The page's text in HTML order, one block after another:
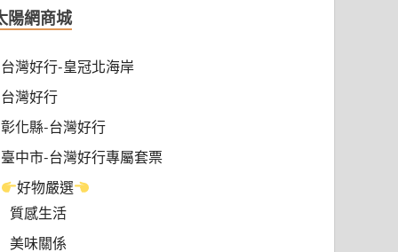
陽網商城
台灣好行-皇冠北海岸
台灣好行
彰化縣-台灣好行
臺中市-台灣好行專屬套票
好物嚴選
質感生活
美味關係